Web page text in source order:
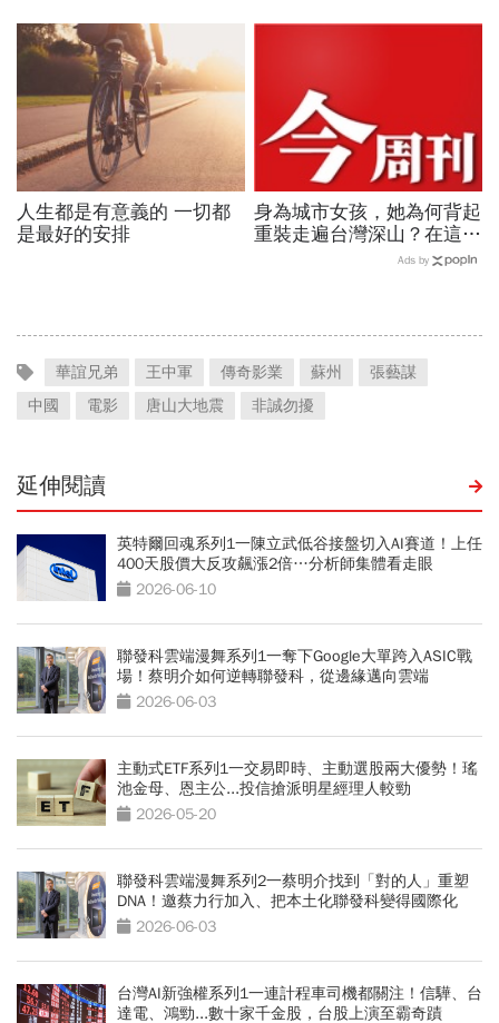
人生都是有意義的 一切都
是最好的安排
身為城市女孩，她為何背起
重裝走遍台灣深山？在這座
世界少見的高山島嶼，她找
Ads by
華誼兄弟 王中軍 傳奇影業 蘇州
張藝謀
中國
電影 唐山大地震 非誠勿擾
延伸閱讀
英特爾回魂系列1一陳立武低谷接盤切入AI賽道！上任
400天股價大反攻飆漲2倍…分析師集體看走眼
2026-06-10
聯發科雲端漫舞系列1一奪下Google大單跨入ASIC戰
場！蔡明介如何逆轉聯發科，從邊緣邁向雲端
2026-06-03
主動式ETF系列1一交易即時、主動選股兩大優勢！瑤
池金母、恩主公...投信搶派明星經理人較勁
2026-05-20
聯發科雲端漫舞系列2一蔡明介找到「對的人」重塑
DNA！邀蔡力行加入、把本土化聯發科變得國際化
2026-06-03
台灣AI新強權系列1一連計程車司機都關注！信驊、台
達電、鴻勁...數十家千金股，台股上演至霸奇蹟